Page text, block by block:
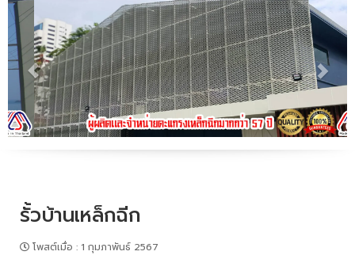
รั้วบ้านเหล็กฉีก
โพสต์เมื่อ : 1 กุมภาพันธ์ 2567